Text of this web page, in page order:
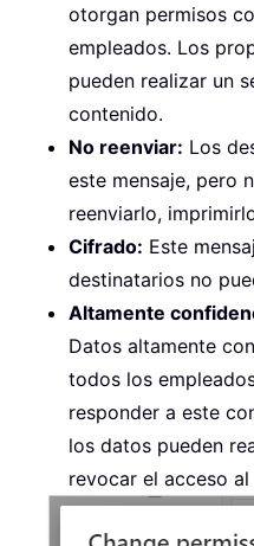
otorgan permisos
empleados. Los
pueden realizar un
contenido.
No reenviar: Los
este mensaje, pero
reenviarlo,
Cifrado: Este
destinatarios no
Altamente
Datos altamente
todos los
responder a este
los datos pueden
revocar el acceso